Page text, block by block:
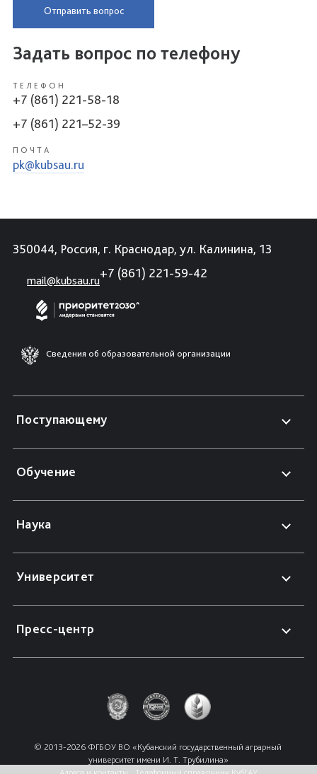
Отправить вопрос
Задать вопрос по телефону
ТЕЛЕФОН
+7 (861) 221-58-18
+7 (861) 221–52-39
ПОЧТА
pk@kubsau.ru
350044, Россия, г. Краснодар, ул. Калинина, 13
mail@kubsau.ru
+7 (861) 221-59-42
Сведения об образовательной организации
Поступающему
Обучение
Наука
Университет
Пресс-центр
© 2013-2026 ФГБОУ ВО «Кубанский государственный аграрный
университет имени И. Т. Трубилина»